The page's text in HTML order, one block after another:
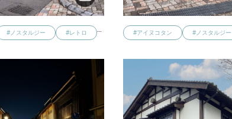
#ノスタルジー #レトロ #アイヌコタン #ノスタルジー